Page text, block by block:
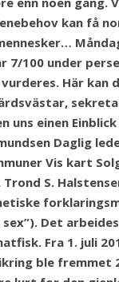
kan
7/100 under
Här kan
uns einen
Daglig
Vis kart
S.
Det
Fra 1. juli
ble